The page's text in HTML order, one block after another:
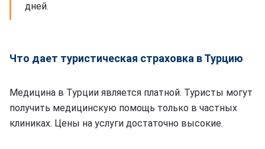
дней.
Что дает туристическая страховка в Турцию
Медицина в Турции является платной. Туристы могут
получить медицинскую помощь только в частных
клиниках. Цены на услуги достаточно высокие.